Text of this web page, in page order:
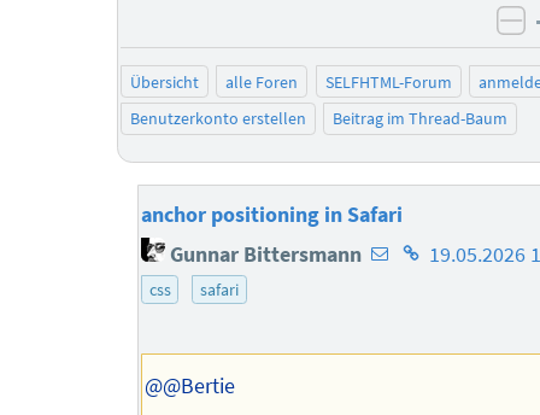
Übersicht alle Foren SELFHTML-Forum
Benutzerkonto erstellen
Beitrag im Thread-Baum
anchor positioning in Safari
Gunnar Bittersmann E-
des
Homepage
19.05.2026
css safari
@@Bertie